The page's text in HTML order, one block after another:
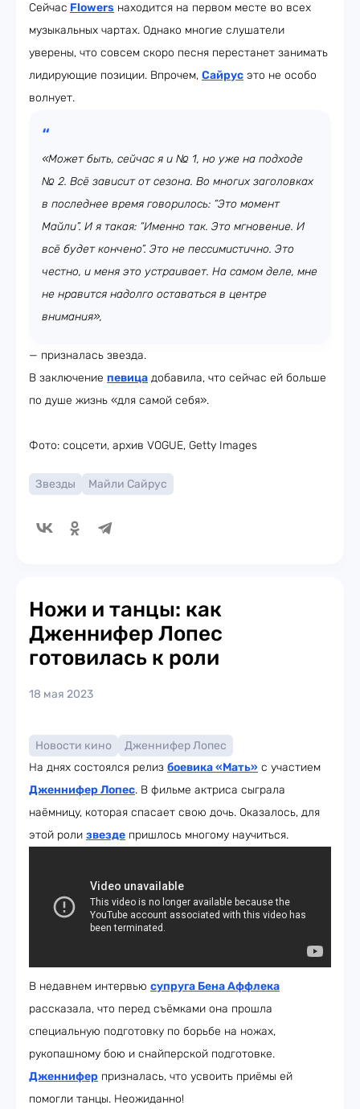
Сейчас Flowers находится на первом месте во всех
музыкальных чартах. Однако многие слушатели
уверены, что совсем скоро песня перестанет занимать
лидирующие позиции. Впрочем, Сайрус это не особо
волнует.
«Может быть, сейчас я и № 1, но уже на подходе
№ 2. Всё зависит от сезона. Во многих заголовках
в последнее время говорилось: “Это момент
Майли”. И я такая: “Именно так. Это мгновение. И
всё будет кончено”. Это не пессимистично. Это
честно, и меня это устраивает. На самом деле, мне
не нравится надолго оставаться в центре
внимания»,
— призналась звезда.
В заключение певица добавила, что сейчас ей больше
по душе жизнь «для самой себя».
Фото: соцсети, архив VOGUE, Getty Images
Звезды Майли Сайрус
Ножи и танцы: как
Дженнифер Лопес
готовилась к роли
18 мая 2023
Новости кино
Дженнифер Лопес
На днях состоялся релиз боевика «Мать» с участием
Дженнифер Лопес. В фильме актриса сыграла
наёмницу, которая спасает свою дочь. Оказалось, для
этой роли звезде пришлось многому научиться.
В недавнем интервью супруга Бена Аффлека
рассказала, что перед съёмками она прошла
специальную подготовку по борьбе на ножах,
рукопашному бою и снайперской подготовке.
Дженнифер призналась, что усвоить приёмы ей
помогли танцы. Неожиданно!